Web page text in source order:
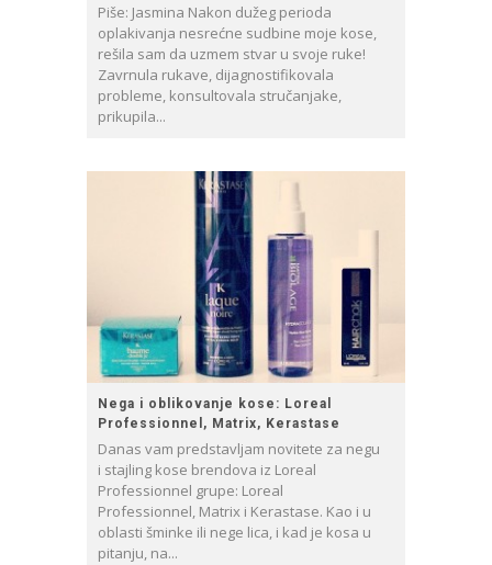
Piše: Jasmina Nakon dužeg perioda
oplakivanja nesrećne sudbine moje kose,
rešila sam da uzmem stvar u svoje ruke!
Zavrnula rukave, dijagnostifikovala
probleme, konsultovala stručanjake,
prikupila...
Nega i oblikovanje kose: Loreal
Professionnel, Matrix, Kerastase
Danas vam predstavljam novitete za negu
i stajling kose brendova iz Loreal
Professionnel grupe: Loreal
Professionnel, Matrix i Kerastase. Kao i u
oblasti šminke ili nege lica, i kad je kosa u
pitanju, na...